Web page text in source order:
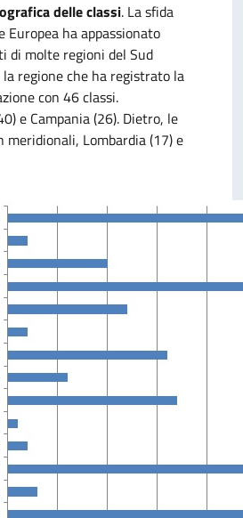
delle classi. La sfida
Europea ha appassionato
di molte regioni del Sud
regione che ha registrato la
con 46 classi.
e Campania (26). Dietro, le
meridionali, Lombardia (17) e